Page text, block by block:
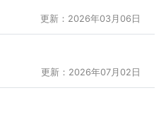
更新：2026年03月06日
更新：2026年07月02日